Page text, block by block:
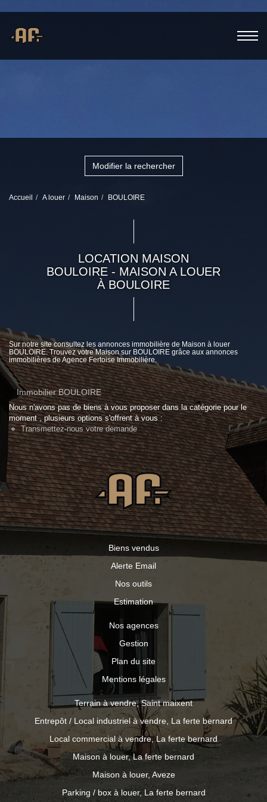
Modifier la rechercher
Accueil A louer Maison BOULOIRE
LOCATION MAISON
BOULOIRE - MAISON A LOUER
À BOULOIRE
Sur notre site consultez les annonces immobilière de Maison à louer
BOULOIRE. Trouvez votre Maison sur BOULOIRE grâce aux annonces
immobilières de Agence Fertoise Immobilière.
Immobilier BOULOIRE
Nous n'avons pas de biens à vous proposer dans la catégorie pour le
moment , plusieurs options s'offrent à vous :
Transmettez-nous votre demande
Biens vendus
Alerte Email
Nos outils
Estimation
Nos agences
Gestion
Plan du site
Mentions légales
Terrain à vendre, Saint maixent
Entrepôt / Local industriel à vendre, La ferte bernard
Local commercial à vendre, La ferte bernard
Maison à louer, La ferte bernard
Maison à louer, Aveze
Parking / box à louer, La ferte bernard